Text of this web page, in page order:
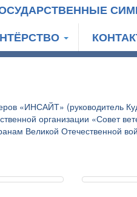
«ИНСАЙТ» (руководитель
организации «Совет
Великой Отечественной